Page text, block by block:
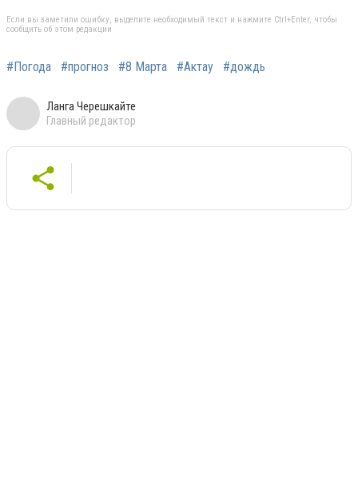
Если вы заметили ошибку, выделите необходимый текст и нажмите Ctrl+Enter, чтобы
сообщить об этом редакции
#Погода #прогноз #8 Марта #Актау #дождь
Ланга Черешкайте
Главный редактор